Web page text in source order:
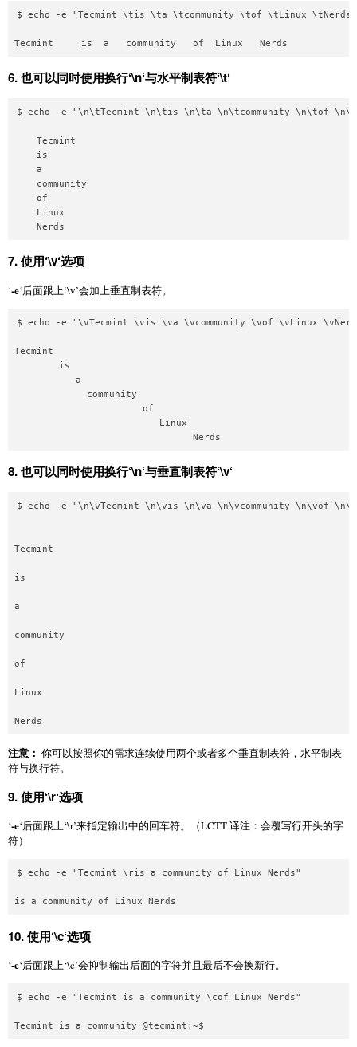
$ echo -e "Tecmint \tis \ta \tcommunity \tof \tLinux
6.也可以同时使用换行‘\n‘与水平制表符‘\t‘
$ echo -e "\n\tTecmint \n\tis \n\ta \n\tcommunity \n\tof
    Tecmint
    is
    a
    community
    of
    Linux
7.使用‘\v‘选项
‘-e‘后面跟上‘\v’会加上垂直制表符。
$ echo -e "\vTecmint \vis \va \vcommunity \vof \vLinux
Tecmint
        is
           a
             community
                       of
                          Linux
8.也可以同时使用换行‘\n‘与垂直制表符‘\v‘
$ echo -e "\n\vTecmint \n\vis \n\va \n\vcommunity \n\vof
Tecmint
is
a
community
of
Linux
注意： 你可以按照你的需求连续使用两个或者多个垂直制表符，水平制表
符与换行符。
9.使用‘\r‘选项
‘-e‘后面跟上‘\r’来指定输出中的回车符。（LCTT 译注：会覆写行开头的字
符）
$ echo -e "Tecmint \ris a community of Linux Nerds"
10.使用‘\c‘选项
‘-e‘后面跟上‘\c’会抑制输出后面的字符并且最后不会换新行。
$ echo -e "Tecmint is a community \cof Linux Nerds"